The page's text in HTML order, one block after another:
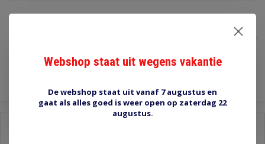
€3,65
Incl. btw
Toevoegen aan winkelwagen
Webshop staat uit wegens vakantie
De webshop staat uit vanaf 7 augustus en
gaat als alles goed is weer open op zaterdag 22
augustus.